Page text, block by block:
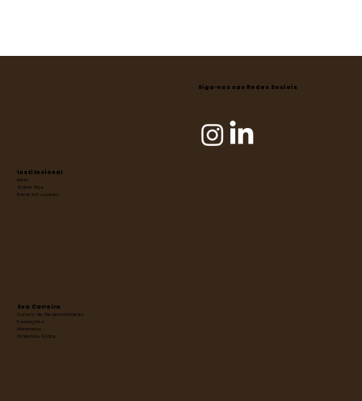
Institucional
Início
Sobre Nós
Entrar em contato
Sua Carreira
Cursos de Desenvolvimento
Formações
Mentorias
Materiais Grátis
Siga-nos nas Redes Sociais